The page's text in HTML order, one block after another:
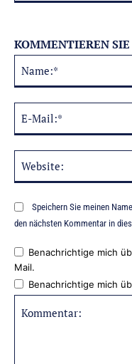
KOMMENTIEREN
Speichern Sie meinen
den nächsten Kommentar in
Benachrichtige mich
Mail.
Benachrichtige mich